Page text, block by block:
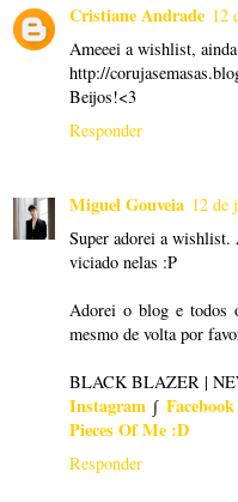
Cristiane Andrade 12
Ameeei a wishlist,
http://
Beijos!<3
Responder
Miguel Gouveia 12 de
Super adorei a wishlist.
viciado nelas :P
Adorei o blog e todos
mesmo de volta por
BLACK BLAZER |
Instagram ∫
Pieces Of Me :D
Responder